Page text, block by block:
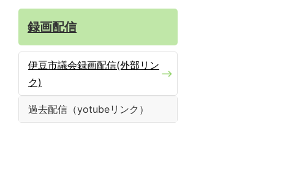
録画配信
伊豆市議会録画配信(外部リン
ク)
過去配信（yotubeリンク）